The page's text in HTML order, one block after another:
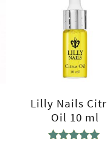
Lilly Nails
Oil 10 ml